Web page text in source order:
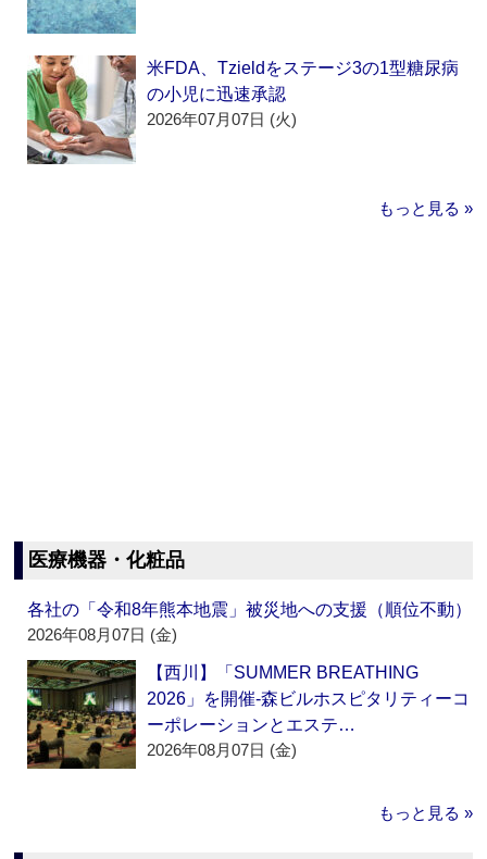
米FDA、Tzieldをステージ3の1型糖尿病
の小児に迅速承認
2026年07月07日 (火)
もっと見る »
医療機器・化粧品
各社の「令和8年熊本地震」被災地への支援（順位不動）
2026年08月07日 (金)
【西川】「SUMMER BREATHING
2026」を開催‐森ビルホスピタリティーコ
ーポレーションとエステ…
2026年08月07日 (金)
もっと見る »